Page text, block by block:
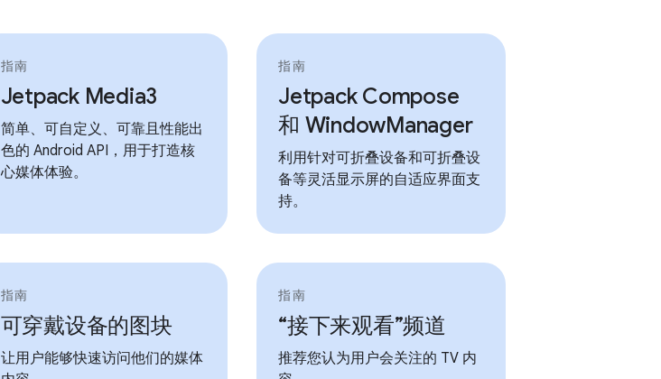
指南
Jetpack Media3
简单、可自定义、可靠且性能出
色的 Android API，用于打造核
心媒体体验。
指南
Jetpack Compose
和 WindowManager
利用针对可折叠设备和可折叠设
备等灵活显示屏的自适应界面支
持。
指南
可穿戴设备的图块
让用户能够快速访问他们的媒体
指南
“接下来观看”频道
推荐您认为用户会关注的 TV 内